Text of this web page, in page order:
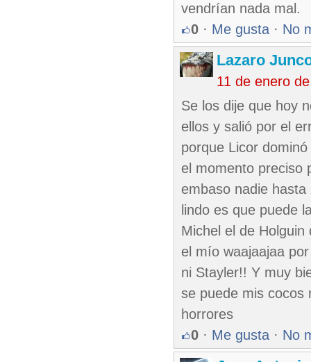
vendrían nada mal.
0 · Me gusta · No
Lazaro
11 de enero
Se los dije que hoy
ellos y salió por el
porque Licor
el momento preciso
embaso nadie
lindo es que puede
Michel el de
el mío waajaajaa
ni Stayler!! Y muy
se puede mis cocos
horrores
0 · Me gusta · No